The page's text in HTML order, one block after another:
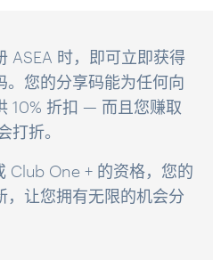
ASEA 时，即可立即获得
。您的分享码能为任何向
10% 折扣 — 而且您赚取
打折。
Club One + 的资格，您的
，让您拥有无限的机会分